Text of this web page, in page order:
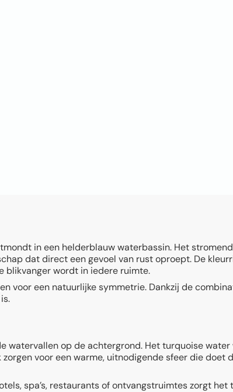
in een helderblauw waterbassin. Het
dat direct een gevoel van rust oproept. De
blikvanger wordt in iedere ruimte.
voor een natuurlijke symmetrie. Dankzij de
watervallen op de achtergrond. Het turquoise
voor een warme, uitnodigende sfeer die doet
spa’s, restaurants of ontvangstruimtes zorgt